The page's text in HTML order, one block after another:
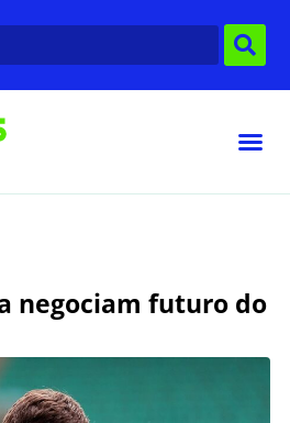
negociam futuro do